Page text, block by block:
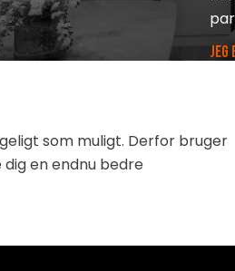
JEG
som muligt. Derfor bruger
en endnu bedre